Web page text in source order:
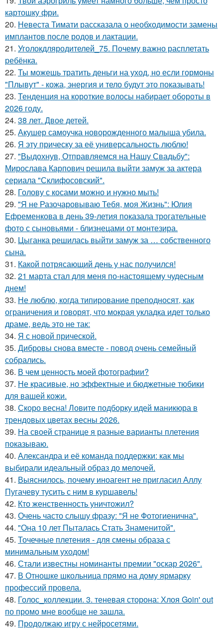
картошку фри.
20. Невеста Тимати рассказала о необходимости замены
имплантов после родов и лактации.
21. Уголокдляродителей_75. Почему важно расплетать
ребёнка.
22. Ты можешь тратить деньги на уход, но если гормоны
"Плывут" - кожа, энергия и тело будут это показывать!
23. Тенденция на короткие волосы набирает обороты в
2026 году.
24. 38 лет. Двое детей.
25. Акушер самоучка новорожденного малыша убила.
26. Я эту прическу за её универсальность люблю!
27. "Выдохнув, Отправляемся на Нашу Свадьбу":
Мирослава Карпович решила выйти замуж за актера
сериала "Склифосовский".
28. Голову с косами можно и нужно мыть!
29. "Я не Разочаровываю Тебя, моя Жизнь": Юлия
Ефременкова в день 39-летия показала трогательные
фото с сыновьями - близнецами от монтезира.
30. Цыганка решилась выйти замуж за … собственного
сына.
31. Какой потрясающий день у нас получился!
32. 21 марта стал для меня по-настоящему чудесным
днем!
33. Не люблю, когда типирование преподносят, как
ограничения и говорят, что мокрая укладка идет только
драме, ведь это не так:
34. Я с новой прической.
35. Дибровы снова вместе - повод очень семейный
собрались.
36. В чем ценность моей фотографии?
37. Не красивые, но эффектные и бюджетные тюбики
для вашей кожи.
38. Скоро весна! Ловите подборку идей маникюра в
трендовых цветах весны 2026.
39. На своей странице я разные варианты плетения
показываю.
40. Александра и её команда поддержки: как мы
выбирали идеальный образ до мелочей.
41. Выяснилось, почему иноагент не пригласил Аллу
Пугачеву тусить с ним в куршавель!
42. Кто женственность уничтожил?
43. Очень часто слышу фразу: "Я не Фотогиенична".
44. "Она 10 лет Пыталась Стать Знаменитой".
45. Точечные плетения - для смены образа с
минимальным уходом!
46. Стали известны номинанты премии "оскар 2026".
47. В Отношке школьница прямо на дому ярмарку
профессий провела.
48. Голос_коллекции. 3. теневая сторона: Хлоя Goin' out
по промо мне вообще не зашла.
49. Продолжаю игру с нейросетями.